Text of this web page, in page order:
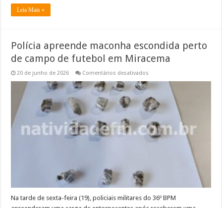
Leia Mais »
Polícia apreende maconha escondida perto
de campo de futebol em Miracema
20 de junho de 2026 Comentários desativados
apreende
maconha
escondida
perto
de
de
futebol
em
Na tarde de sexta-feira (19), policiais militares do 36º BPM